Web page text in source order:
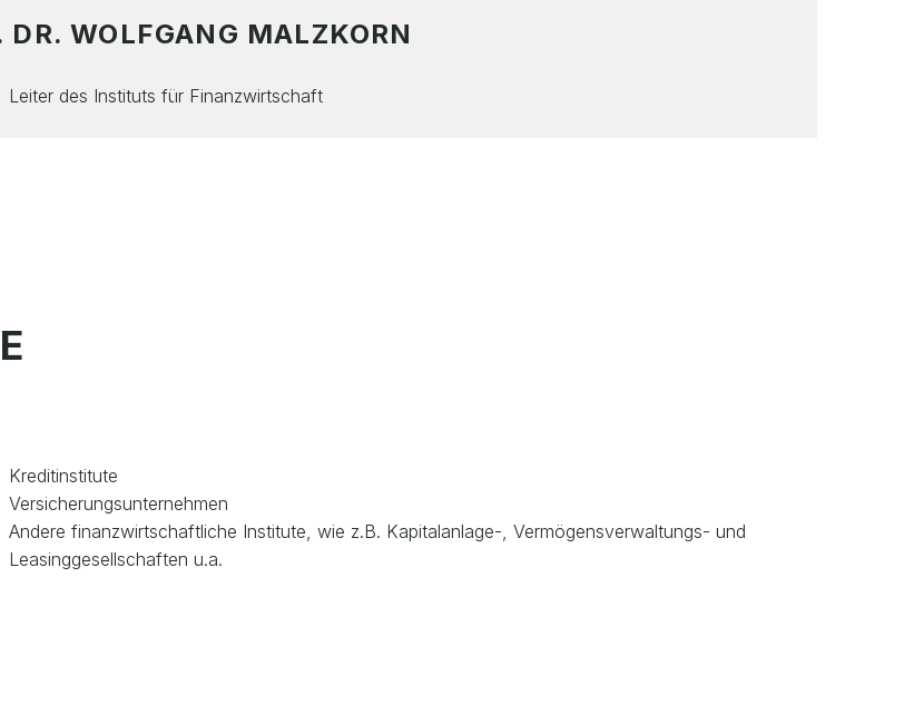
DR. WOLFGANG MALZKORN
Leiter des Instituts für Finanzwirtschaft
Kreditinstitute
Versicherungsunternehmen
Andere finanzwirtschaftliche Institute, wie z.B. Kapitalanlage-, Vermögensverwaltungs- und
Leasinggesellschaften u.a.